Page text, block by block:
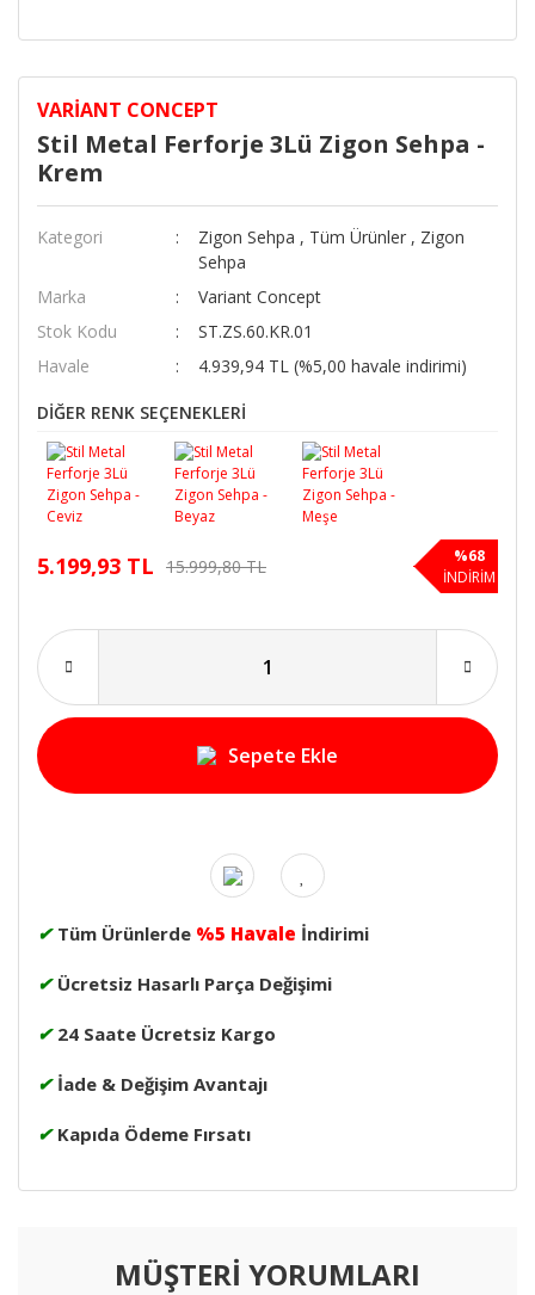
VARIANT CONCEPT
Stil Metal Ferforje 3Lü Zigon Sehpa -
Krem
Kategori Zigon Sehpa , Tüm Ürünler , Zigon
Sehpa
Marka
Variant Concept
Stok Kodu
ST.ZS.60.KR.01
Havale
4.939,94 TL (%5,00 havale indirimi)
DİĞER RENK SEÇENEKLERİ
5.199,93 TL 15.999,80 TL
%68
İNDİRİM
Sepete Ekle
✔ Tüm Ürünlerde %5 Havale İndirimi
✔ Ücretsiz Hasarlı Parça Değişimi
✔ 24 Saate Ücretsiz Kargo
✔ İade & Değişim Avantajı
✔ Kapıda Ödeme Fırsatı
MÜŞTERİ YORUMLARI